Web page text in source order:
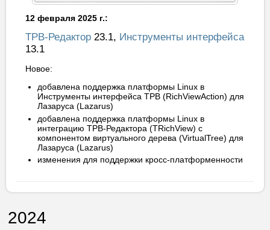
12 февраля 2025 г.:
ТРВ-Редактор 23.1, Инструменты интерфейса
13.1
Новое:
добавлена поддержка платформы Linux в
Инструменты интерфейса ТРВ (RichViewAction) для
Лазаруса (Lazarus)
добавлена поддержка платформы Linux в
интеграцию ТРВ-Редактора (TRichView) с
компонентом виртуального дерева (VirtualTree) для
Лазаруса (Lazarus)
изменения для поддержки кросс-платформенности
2024